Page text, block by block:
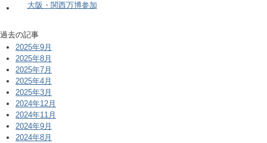
大阪・関西万博参加
過去の記事
2025年9月
2025年8月
2025年7月
2025年4月
2025年3月
2024年12月
2024年11月
2024年9月
2024年8月